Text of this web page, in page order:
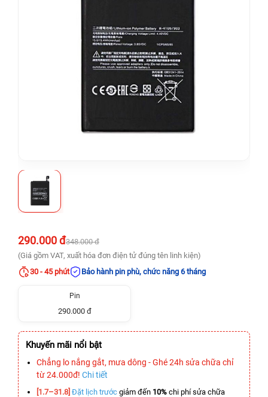
290.000 đ348.000 đ
(Giá gồm VAT, xuất hóa đơn điện tử đúng tên linh kiện)
30 - 45 phút
Bảo hành pin phù, chức năng 6 tháng
Pin
290.000 đ
Khuyến mãi nổi bật
Chẳng lo nắng gắt, mưa dông - Ghé 24h sửa chữa chỉ
từ 24.000đ! Chi tiết
[1.7–31.8] Đặt lịch trước giảm đến 10% chi phí sửa chữa